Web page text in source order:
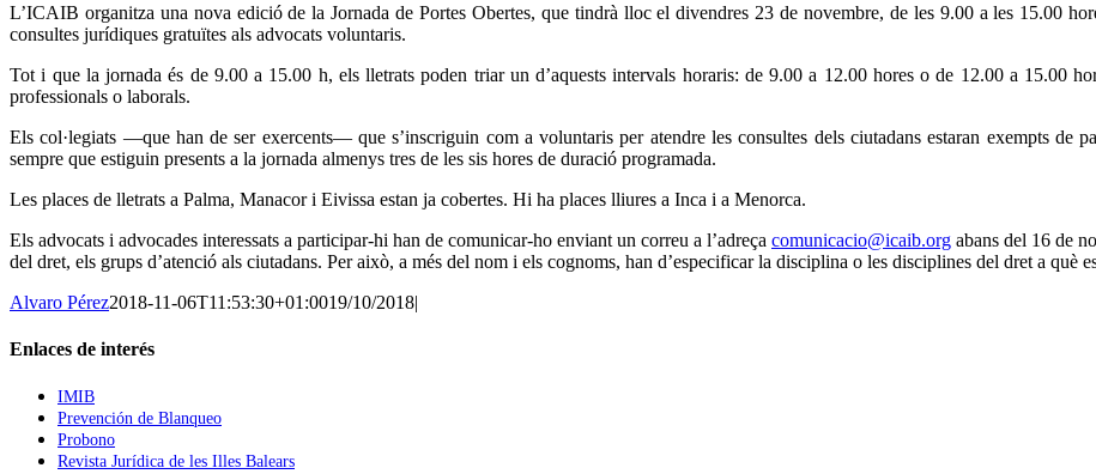
Image
L’ICAIB organitza una nova edició de la Jornada de Portes Obertes, que tindrà lloc el divendres 23 de novembre, de les 9.00 a les 15.00
consultes jurídiques gratuïtes als advocats voluntaris.
Tot i que la jornada és de 9.00 a 15.00 h, els lletrats poden triar un d’aquests intervals horaris: de 9.00 a 12.00 hores o de 12.00 a 15.00
professionals o laborals.
Els col·legiats —que han de ser exercents— que s’inscriguin com a voluntaris per atendre les consultes dels ciutadans estaran exempts de
sempre que estiguin presents a la jornada almenys tres de les sis hores de duració programada.
Les places de lletrats a Palma, Manacor i Eivissa estan ja cobertes. Hi ha places lliures a Inca i a Menorca.
Els advocats i advocades interessats a participar-hi han de comunicar-ho enviant un correu a l’adreça comunicacio@icaib.org abans del 16 de
del dret, els grups d’atenció als ciutadans. Per això, a més del nom i els cognoms, han d’especificar la disciplina o les disciplines del dret a què
Alvaro Pérez2018-11-06T11:53:30+01:0019/10/2018|
Enlaces de interés
IMIB
Prevención de Blanqueo
Probono
Revista Jurídica de les Illes Balears